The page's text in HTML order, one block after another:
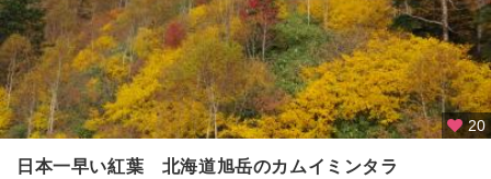
人
峡
・
白
金
雲
20
日本一早い紅葉 北海道旭岳のカムイミンタラ